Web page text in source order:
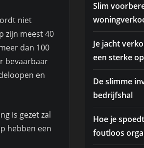
niet
zijn meest 40
dan 100
bevaarbaar
en
is gezet zal
hebben een
Slim
Je jacht
een sterke
De slimme
bedrijfshal
Hoe je
foutloos